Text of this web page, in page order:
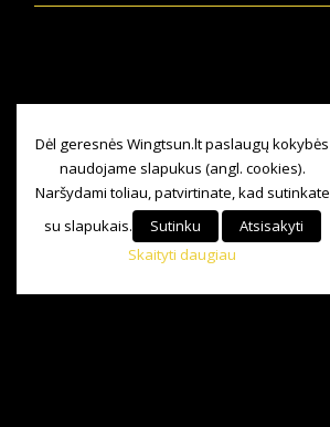
Dėl geresnės Wingtsun.lt paslaugų kokybės
naudojame slapukus (angl. cookies).
Naršydami toliau, patvirtinate, kad sutinkate
su slapukais.
Sutinku
Atsisakyti
Skaityti daugiau